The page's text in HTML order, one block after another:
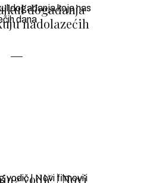
događanja
nadolazećih
vodič | Novi